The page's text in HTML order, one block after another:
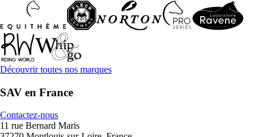
Découvrir toutes nos marques
SAV en France
Contactez-nous
11 rue Bernard Maris